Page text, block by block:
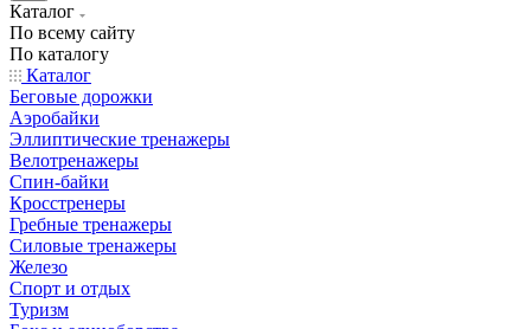
Каталог
По всему сайту
По каталогу
Каталог
Беговые дорожки
Аэробайки
Эллиптические тренажеры
Велотренажеры
Спин-байки
Кросстренеры
Гребные тренажеры
Силовые тренажеры
Железо
Спорт и отдых
Туризм